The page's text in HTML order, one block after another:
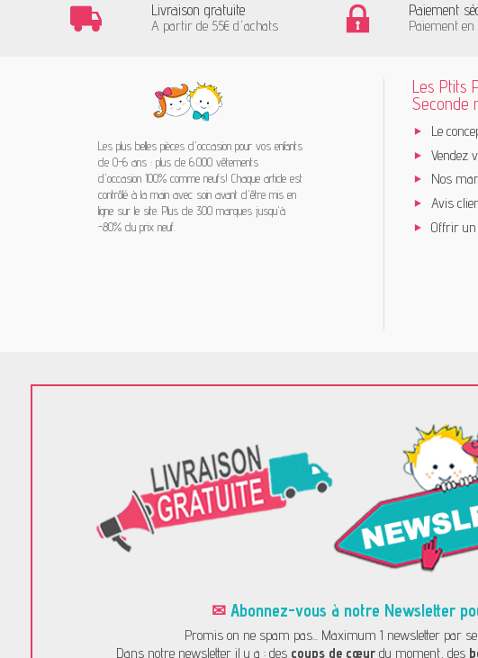
Livraison gratuite
A partir de 55€ d'achats
Paiement
Paiement
Les plus belles pièces d'occasion pour vos enfants
de 0-6 ans : plus de 6.000 vêtements
d'occasion 100% comme neufs! Chaque article est
contrôlé à la main avec soin avant d'être mis en
ligne sur le site. Plus de 300 marques jusqu'à
-80% du prix neuf.
Les Ptits
Seconde
Le
Vendez
Nos
Avis
Offrir un
✉ Abonnez-vous à notre Newsletter
Promis on ne spam pas... Maximum 1 newsletter par
Dans notre newsletter il y a : des coups de cœur du moment, des